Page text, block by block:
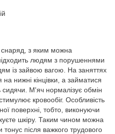
снаряд, з яким можна
людям з порушеннями
із зайвою вагою. На заняттях
нижні кінцівки, а займатися
сидячи. М'яч нормалізує обмін
кровообіг. Особливість
поверхні, тобто, виконуючи
шкіру. Таким чином можна
тонус після важкого трудового